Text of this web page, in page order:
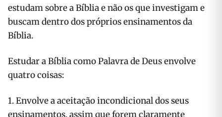
estudam sobre a Bíblia e não os que investigam e
buscam dentro dos próprios ensinamentos da
Bíblia.
Estudar a Bíblia como Palavra de Deus envolve
quatro coisas:
1. Envolve a aceitação incondicional dos seus
ensinamentos, assim que forem claramente